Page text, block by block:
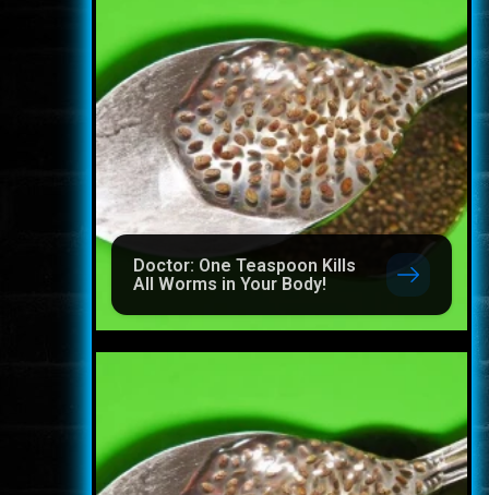
Doctor: One Teaspoon Kills
All Worms in Your Body!